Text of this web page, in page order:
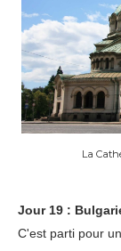
La
Jour 19 :
C'est parti pour